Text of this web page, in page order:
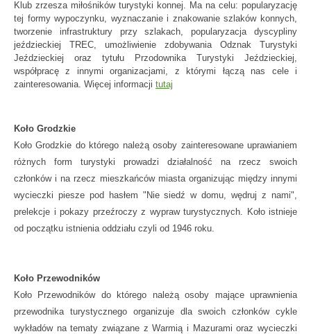
Klub zrzesza miłośników turystyki konnej. Ma na celu: popularyzację
tej formy wypoczynku, wyznaczanie i znakowanie szlaków konnych,
tworzenie infrastruktury przy szlakach, popularyzacja dyscypliny
jeździeckiej TREC, umożliwienie zdobywania Odznak Turystyki
Jeździeckiej oraz tytułu Przodownika Turystyki Jeździeckiej,
współpracę z innymi organizacjami, z którymi łączą nas cele i
zainteresowania. Więcej informacji tutaj
Koło Grodzkie
Koło Grodzkie do którego należą osoby zainteresowane uprawianiem
różnych form turystyki prowadzi działalność na rzecz swoich
członków i na rzecz mieszkańców miasta organizując między innymi
wycieczki piesze pod hasłem "Nie siedź w domu, wędruj z nami",
prelekcje i pokazy przeźroczy z wypraw turystycznych. Koło istnieje
od początku istnienia oddziału czyli od 1946 roku.
Koło Przewodników
Koło Przewodników do którego należą osoby mające uprawnienia
przewodnika turystycznego organizuje dla swoich członków cykle
wykładów na tematy związane z Warmią i Mazurami oraz wycieczki